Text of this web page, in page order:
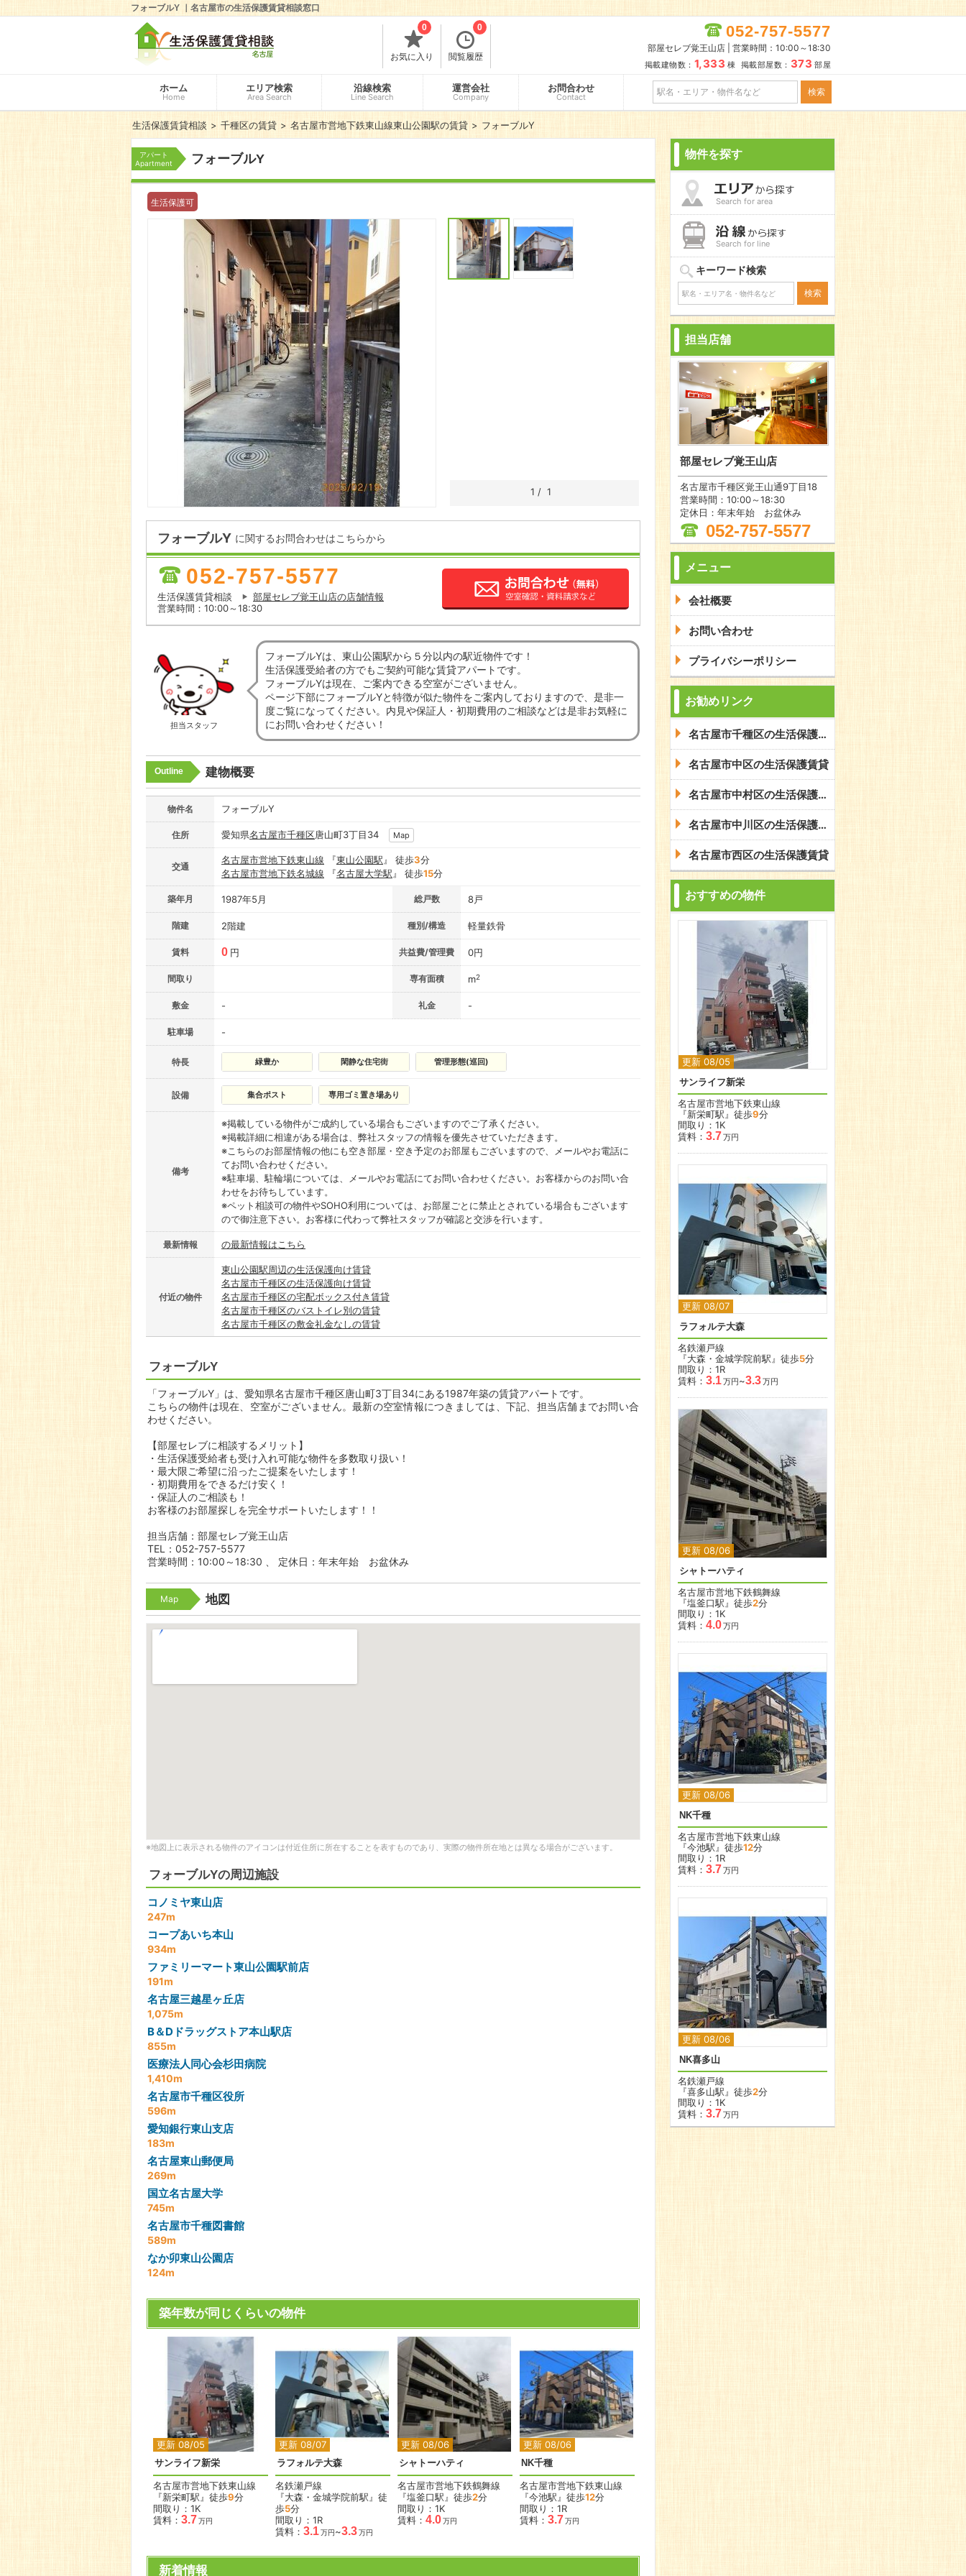
フォーブルY ｜名古屋市の生活保護賃貸相談窓口
お気に入り
0
閲覧履歴
0 052-757-5577
部屋セレブ覚王山店 | 営業時間：10:00～18:30
掲載建物数： 1,333 棟 掲載部屋数： 373 部屋
ホーム
Home
エリア検索
Area Search
沿線検索
Line Search
運営会社
Company
お問合わせ
Contact
生活保護賃貸相談 千種区の賃貸 名古屋市営地下鉄東山線東山公園駅の賃貸 フォーブルY
アパート
Apartment
フォーブルY
生活保護可
1 / 1
フォーブルY に関するお問合わせはこちらから
052-757-5577
生活保護賃貸相談
部屋セレブ覚王山店の店舗情報
営業時間：10:00～18:30
担当スタッフ
フォーブルYは、東山公園駅から５分以内の駅近物件です！
生活保護受給者の方でもご契約可能な賃貸アパートです。
フォーブルYは現在、ご案内できる空室がございません。
ページ下部にフォーブルYと特徴が似た物件をご案内しておりますので、是非一
度ご覧になってください。内見や保証人・初期費用のご相談などは是非お気軽に
にお問い合わせください！
Outline 建物概要
物件名 フォーブルY
住所 愛知県名古屋市千種区唐山町3丁目34 Map
交通
名古屋市営地下鉄東山線 『東山公園駅 』 徒歩3分
名古屋市営地下鉄名城線 『名古屋大学駅 』 徒歩15分
築年月 1987年5月 総戸数 8戸
階建 2階建 種別/構造 軽量鉄骨
賃料 0 円 共益費/管理費 0円
間取り 専有面積 m2
敷金 - 礼金 -
駐車場 -
特長 緑豊か 閑静な住宅街 管理形態(巡回)
設備 集合ポスト 専用ゴミ置き場あり
備考
※掲載している物件がご成約している場合もございますのでご了承ください。
※掲載詳細に相違がある場合は、弊社スタッフの情報を優先させていただきます。
※こちらのお部屋情報の他にも空き部屋・空き予定のお部屋もございますので、メールやお電話に
てお問い合わせください。
※駐車場、駐輪場については、メールやお電話にてお問い合わせください。お客様からのお問い合
わせをお待ちしています。
※ペット相談可の物件やSOHO利用については、お部屋ごとに禁止とされている場合もございます
ので御注意下さい。お客様に代わって弊社スタッフが確認と交渉を行います。
最新情報 の最新情報はこちら
付近の物件
東山公園駅周辺の生活保護向け賃貸
名古屋市千種区の生活保護向け賃貸
名古屋市千種区の宅配ボックス付き賃貸
名古屋市千種区のバストイレ別の賃貸
名古屋市千種区の敷金礼金なしの賃貸
フォーブルY
「フォーブルY」は、愛知県名古屋市千種区唐山町3丁目34にある1987年築の賃貸アパートです。
こちらの物件は現在、空室がございません。最新の空室情報につきましては、下記、担当店舗までお問い合
わせください。
【部屋セレブに相談するメリット】
・生活保護受給者も受け入れ可能な物件を多数取り扱い！
・最大限ご希望に沿ったご提案をいたします！
・初期費用をできるだけ安く！
・保証人のご相談も！
お客様のお部屋探しを完全サポートいたします！！
担当店舗：部屋セレブ覚王山店
TEL：052-757-5577
営業時間：10:00～18:30 、 定休日：年末年始 お盆休み
Map 地図
※地図上に表示される物件のアイコンは付近住所に所在することを表すものであり、実際の物件所在地とは異なる場合がございます。
フォーブルYの周辺施設
コノミヤ東山店
247m
コープあいち本山
934m
ファミリーマート東山公園駅前店
191m
名古屋三越星ヶ丘店
1,075m
B＆Dドラッグストア本山駅店
855m
医療法人同心会杉田病院
1,410m
名古屋市千種区役所
596m
愛知銀行東山支店
183m
名古屋東山郵便局
269m
国立名古屋大学
745m
名古屋市千種図書館
589m
なか卯東山公園店
124m
築年数が同じくらいの物件
更新 08/05
サンライフ新栄
名古屋市営地下鉄東山線
『新栄町駅』徒歩9分
間取り：1K
賃料： 3.7万円
更新 08/07
ラフォルテ大森
名鉄瀬戸線
『大森・金城学院前駅』徒
歩5分
間取り：1R
賃料： 3.1万円~3.3万円
更新 08/06
シャトーハティ
名古屋市営地下鉄鶴舞線
『塩釜口駅』徒歩2分
間取り：1K
賃料： 4.0万円
更新 08/06
NK千種
名古屋市営地下鉄東山線
『今池駅』徒歩12分
間取り：1R
賃料： 3.7万円
新着情報
物件を探す
Search for area
Search for line
キーワード検索
担当店舗
部屋セレブ覚王山店
名古屋市千種区覚王山通9丁目18
営業時間：10:00～18:30
定休日：年末年始 お盆休み
052-757-5577
メニュー
会社概要
お問い合わせ
プライバシーポリシー
お勧めリンク
名古屋市千種区の生活保護賃貸
名古屋市中区の生活保護賃貸
名古屋市中村区の生活保護賃貸
名古屋市中川区の生活保護賃貸
名古屋市西区の生活保護賃貸
おすすめの物件
更新 08/05
サンライフ新栄
名古屋市営地下鉄東山線
『新栄町駅』徒歩9分
間取り：1K
賃料： 3.7万円
更新 08/07
ラフォルテ大森
名鉄瀬戸線
『大森・金城学院前駅』徒歩5分
間取り：1R
賃料： 3.1万円~3.3万円
更新 08/06
シャトーハティ
名古屋市営地下鉄鶴舞線
『塩釜口駅』徒歩2分
間取り：1K
賃料： 4.0万円
更新 08/06
NK千種
名古屋市営地下鉄東山線
『今池駅』徒歩12分
間取り：1R
賃料： 3.7万円
更新 08/06
NK喜多山
名鉄瀬戸線
『喜多山駅』徒歩2分
間取り：1K
賃料： 3.7万円